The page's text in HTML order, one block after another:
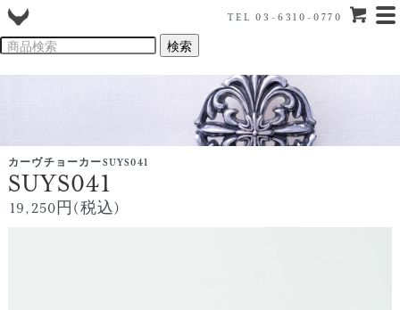
TEL 03-6310-0770
カーヴチョーカーSUYS041
SUYS041
19,250円(税込)